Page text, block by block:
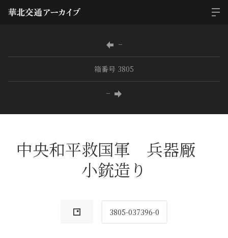
−
箱番号 3805
−
中央和平救国軍 兵器厰
小銃造り
3805-037396-0